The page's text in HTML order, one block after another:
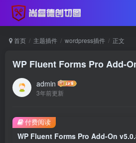
首页 主题插件 wordpress插件 正文
WP Fluent Forms Pro Add-
admin
3年前更新
WP Fluent Forms Pro Add-On
付费阅读